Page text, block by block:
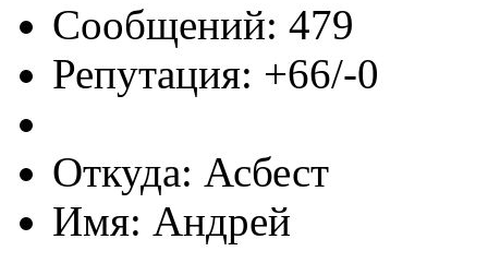
Сообщений: 479
Репутация: +66/-0
Откуда: Асбест
Имя: Андрей